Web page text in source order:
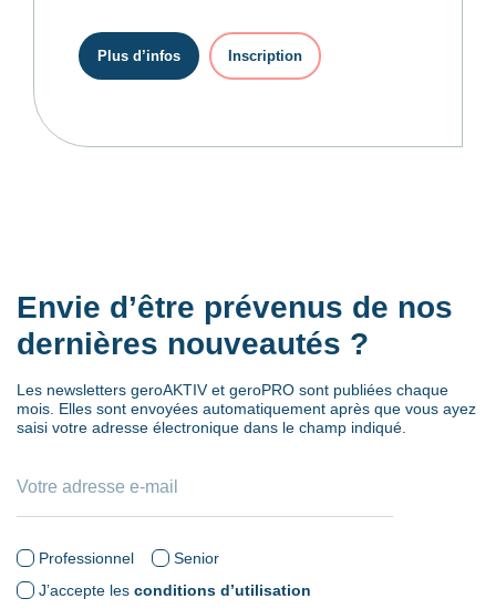
Plus d’infos Inscription
Envie d’être prévenus de nos
dernières nouveautés ?
Les newsletters geroAKTIV et geroPRO sont publiées chaque
mois. Elles sont envoyées automatiquement après que vous ayez
saisi votre adresse électronique dans le champ indiqué.
Professionnel
Senior
J’accepte les conditions d’utilisation